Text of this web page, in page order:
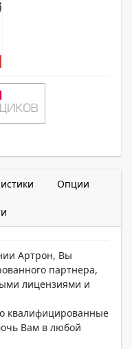
Опции
Артрон, Вы
партнера,
лицензиями и
квалифицированные
Вам в любой